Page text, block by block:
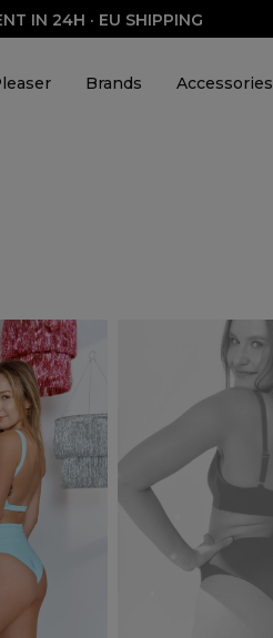
IN 24H · EU SHIPPING
Brands Accessories